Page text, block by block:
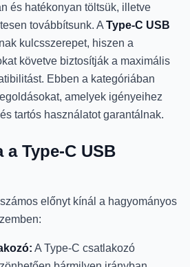
és hatékonyan töltsük, illetve
továbbítsunk. A Type-C USB
kulcsszerepet, hiszen a
követve biztosítják a maximális
Ebben a kategóriában
amelyek igényeihez
tartós használatot garantálnak.
a Type-C USB
számos előnyt kínál a hagyományos
A Type-C csatlakozó